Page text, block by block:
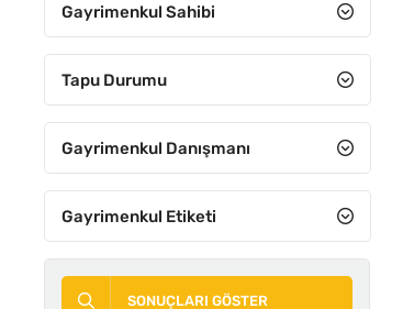
Gayrimenkul Sahibi
Tapu Durumu
Gayrimenkul Danışmanı
Gayrimenkul Etiketi
SONUÇLARI GÖSTER